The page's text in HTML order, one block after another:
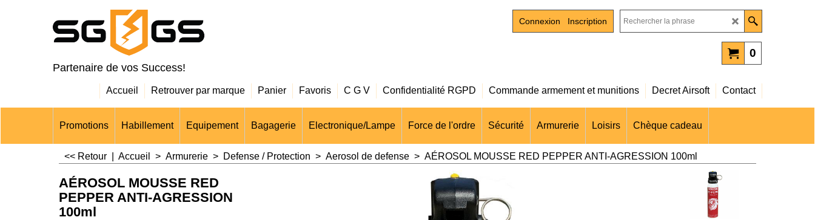
Partenaire de vos Success!
Connexion Inscription
0
Accueil Retrouver par marque Panier Favoris C G V Confidentialité RGPD Commande armement et munitions Decret Airsoft Contact
Promotions Habillement Equipement Bagagerie Electronique/Lampe Force de l'ordre Sécurité Armurerie Loisirs Chèque cadeau
<< Retour Accueil > Armurerie > Defense / Protection > Aerosol de defense > AÉROSOL MOUSSE RED PEPPER ANTI-AGRESSION 100ml
AÉROSOL MOUSSE RED
PEPPER ANTI-AGRESSION
100ml